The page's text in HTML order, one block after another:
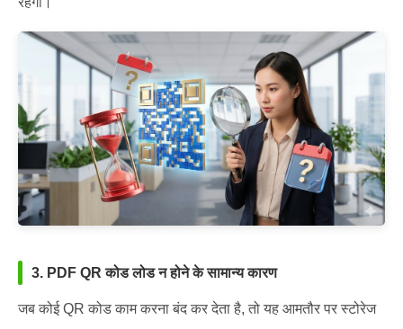
3. PDF QR कोड लोड न होने के सामान्य कारण
जब कोई QR कोड काम करना बंद कर देता है, तो यह आमतौर पर स्टोरेज